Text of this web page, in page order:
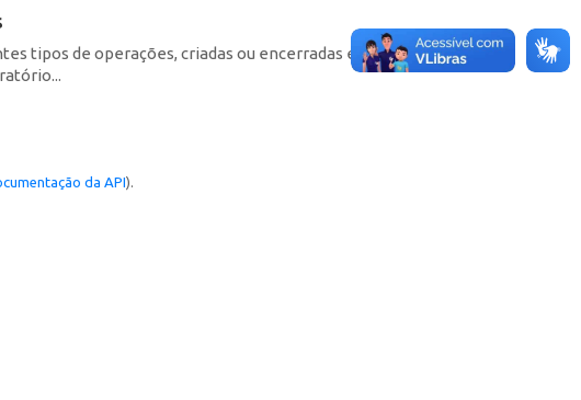
tipos de operações, criadas ou encerradas em cada
da API).